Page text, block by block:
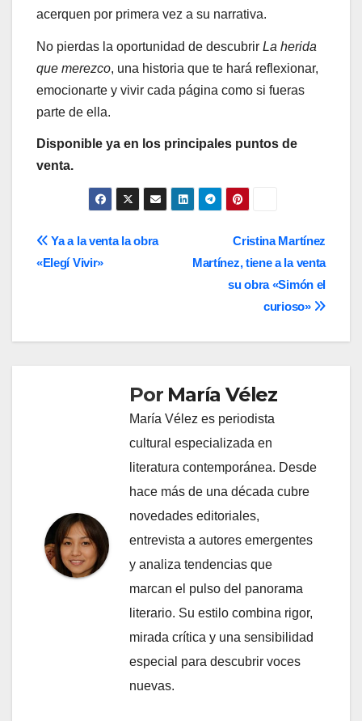
acerquen por primera vez a su narrativa.
No pierdas la oportunidad de descubrir La herida
que merezco, una historia que te hará reflexionar,
emocionarte y vivir cada página como si fueras
parte de ella.
Disponible ya en los principales puntos de
venta.
Navegación
de
Cristina Martínez
Martínez, tiene a la venta
su obra «Simón el
curioso»
Ya a la venta la obra
«Elegí Vivir»
Por María Vélez
María Vélez es periodista
cultural especializada en
literatura contemporánea. Desde
hace más de una década cubre
novedades editoriales,
entrevista a autores emergentes
y analiza tendencias que
marcan el pulso del panorama
literario. Su estilo combina rigor,
mirada crítica y una sensibilidad
especial para descubrir voces
nuevas.